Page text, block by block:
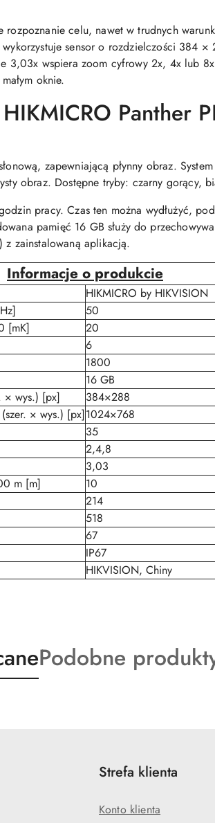
celu, nawet w trudnych
wykorzystuje sensor o rozdzielczości 384
3,03x wspiera zoom cyfrowy 2x, 4x lub
oknie.
Panther
zapewniającą płynny obraz.
obraz. Dostępne tryby: czarny gorący,
pracy. Czas ten można wydłużyć,
pamięć 16 GB służy do
zainstalowaną aplikacją.
Informacje o produkcie
HIKMICRO by HIKVISION
50
[mK]
20
6
1800
16 GB
× wys.) [px]
384×288
× wys.) [px]1024×768
35
2,4,8
3,03
m [m]
10
214
518
67
IP67
HIKVISION, Chiny
Produkty
o
Podobne
Strefa klienta
Konto klienta